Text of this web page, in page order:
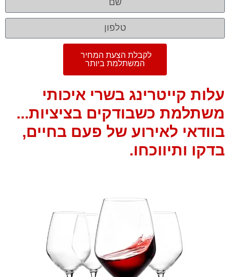
לקבלת הצעת המחיר
המשתלמת ביותר
עלות קייטרינג בשרי איכותי
משתלמת כשבודקים בציציות...
בוודאי לאירוע של פעם בחיים,
בדקו ותיווכחו.